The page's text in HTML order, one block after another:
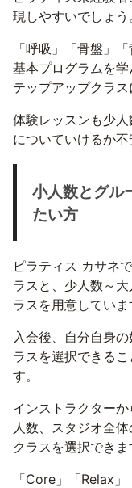
現しやすいでしょう
「呼吸」「骨盤」
基本プログラムを
テップアップクラス
体験レッスンも少
についていけるか不
小人数とグル
たい方
ピラティス カサネ
ラスと、少人数～
ラスを用意していま
入会後、自分自身
ラスを選択できる
す。
インストラクター
人数、スタジオ全
クラスを選択できま
「Core」「Relax